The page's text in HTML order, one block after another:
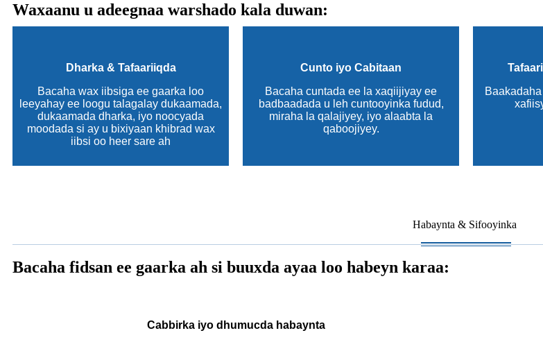
Waxaanu u adeegnaa warshado kala duwan:
Dharka & Tafaariiqda
Bacaha wax iibsiga ee gaarka loo
leeyahay ee loogu talagalay dukaamada,
dukaamada dharka, iyo noocyada
moodada si ay u bixiyaan khibrad wax
iibsi oo heer sare ah
Cunto iyo Cabitaan
Bacaha cuntada ee la xaqiijiyay ee
badbaadada u leh cuntooyinka fudud,
miraha la qalajiyey, iyo alaabta la
qaboojiyey.
Habaynta & Sifooyinka
Bacaha fidsan ee gaarka ah si buuxda ayaa loo habeyn karaa:
Cabbirka iyo dhumucda habaynta